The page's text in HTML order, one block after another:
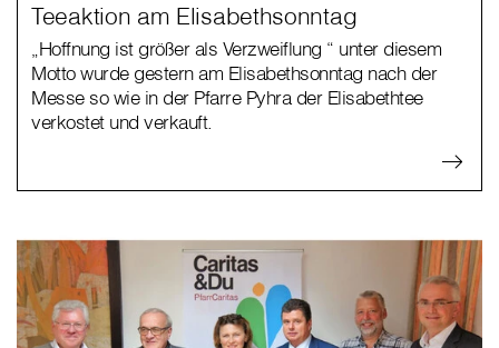
Teeaktion am Elisabethsonntag
„Hoffnung ist größer als Verzweiflung “ unter diesem
Motto wurde gestern am Elisabethsonntag nach der
Messe so wie in der Pfarre Pyhra der Elisabethtee
verkostet und verkauft.